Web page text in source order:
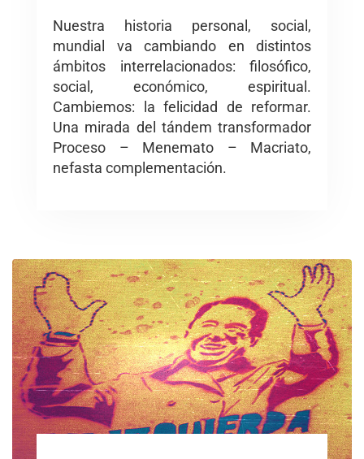
Nuestra historia personal, social,
mundial va cambiando en distintos
ámbitos interrelacionados: filosófico,
social, económico, espiritual.
Cambiemos: la felicidad de reformar.
Una mirada del tándem transformador
Proceso – Menemato – Macriato,
nefasta complementación.